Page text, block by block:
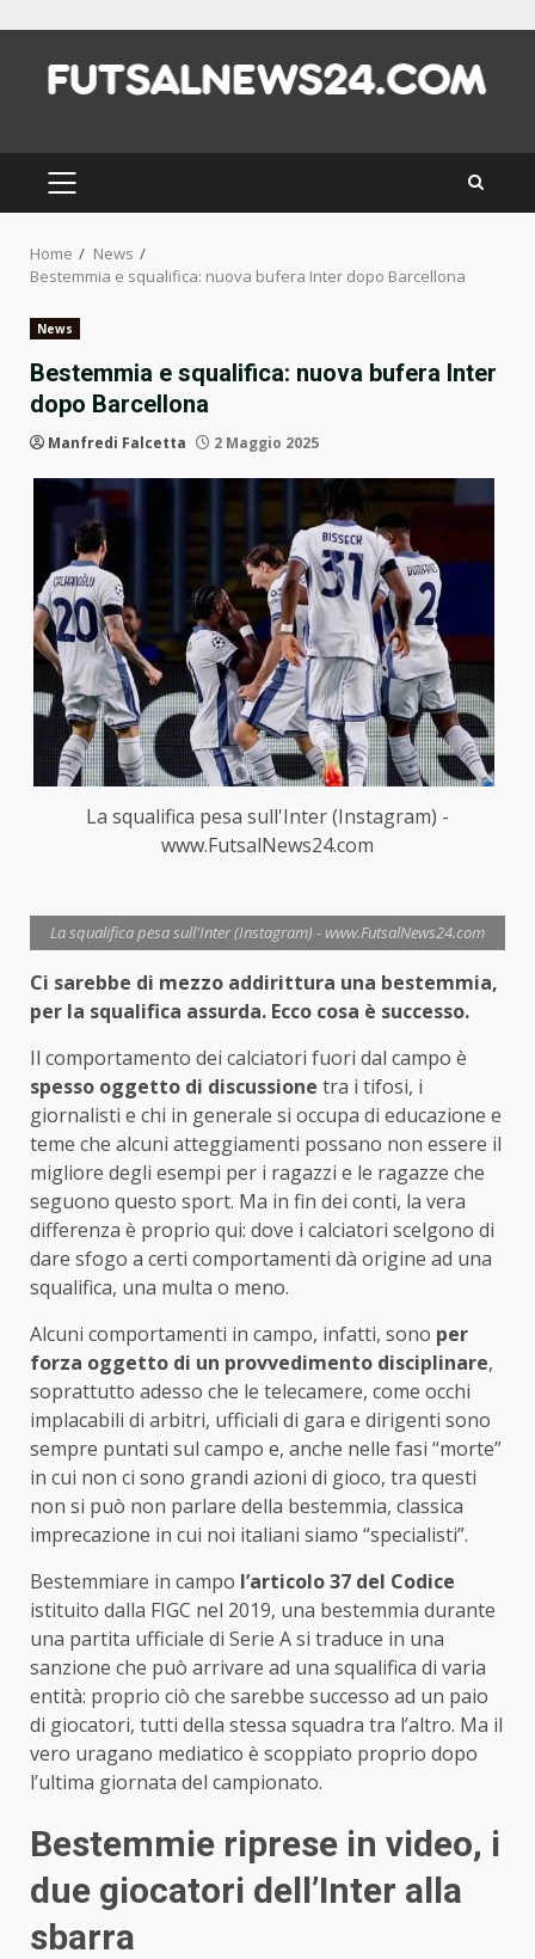
content
PRIMARY
MENU
Home
News
Bestemmia e squalifica: nuova bufera Inter dopo Barcellona
News
Bestemmia e squalifica: nuova bufera Inter
dopo Barcellona
Manfredi Falcetta 2 Maggio 2025
La squalifica pesa sull'Inter (Instagram) -
www.FutsalNews24.com
La squalifica pesa sull'Inter (Instagram) - www.FutsalNews24.com
Ci sarebbe di mezzo addirittura una bestemmia,
per la squalifica assurda. Ecco cosa è successo.
Il comportamento dei calciatori fuori dal campo è
spesso oggetto di discussione tra i tifosi, i
giornalisti e chi in generale si occupa di educazione e
teme che alcuni atteggiamenti possano non essere il
migliore degli esempi per i ragazzi e le ragazze che
seguono questo sport. Ma in fin dei conti, la vera
differenza è proprio qui: dove i calciatori scelgono di
dare sfogo a certi comportamenti dà origine ad una
squalifica, una multa o meno.
Alcuni comportamenti in campo, infatti, sono per
forza oggetto di un provvedimento disciplinare,
soprattutto adesso che le telecamere, come occhi
implacabili di arbitri, ufficiali di gara e dirigenti sono
sempre puntati sul campo e, anche nelle fasi “morte”
in cui non ci sono grandi azioni di gioco, tra questi
non si può non parlare della bestemmia, classica
imprecazione in cui noi italiani siamo “specialisti”.
Bestemmiare in campo l’articolo 37 del Codice
istituito dalla FIGC nel 2019, una bestemmia durante
una partita ufficiale di Serie A si traduce in una
sanzione che può arrivare ad una squalifica di varia
entità: proprio ciò che sarebbe successo ad un paio
di giocatori, tutti della stessa squadra tra l’altro. Ma il
vero uragano mediatico è scoppiato proprio dopo
l’ultima giornata del campionato.
Bestemmie riprese in video, i
due giocatori dell’Inter alla
sbarra